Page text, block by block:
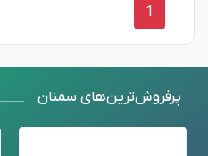
1
پرفروش‌ترین‌های سمنان